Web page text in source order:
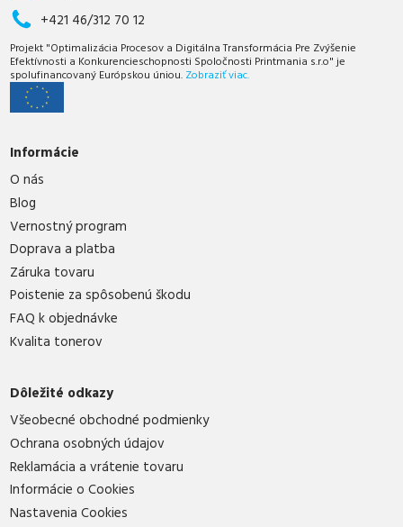
+421 46/312 70 12
Projekt "Optimalizácia Procesov a Digitálna Transformácia Pre Zvýšenie
Efektívnosti a Konkurencieschopnosti Spoločnosti Printmania s.r.o" je
spolufinancovaný Európskou úniou. Zobraziť viac.
Informácie
O nás
Blog
Vernostný program
Doprava a platba
Záruka tovaru
Poistenie za spôsobenú škodu
FAQ k objednávke
Kvalita tonerov
Dôležité odkazy
Všeobecné obchodné podmienky
Ochrana osobných údajov
Reklamácia a vrátenie tovaru
Informácie o Cookies
Nastavenia Cookies